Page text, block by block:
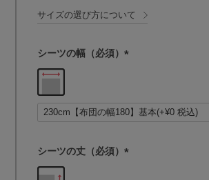
サイズの選び方について
シーツの幅（必須）
須
)
シーツの丈（必須）